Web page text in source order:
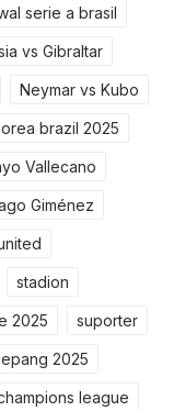
serie a brasil
vs Gibraltar
Neymar vs Kubo
brazil 2025
Vallecano
Giménez
stadion
2025 suporter
2025
league